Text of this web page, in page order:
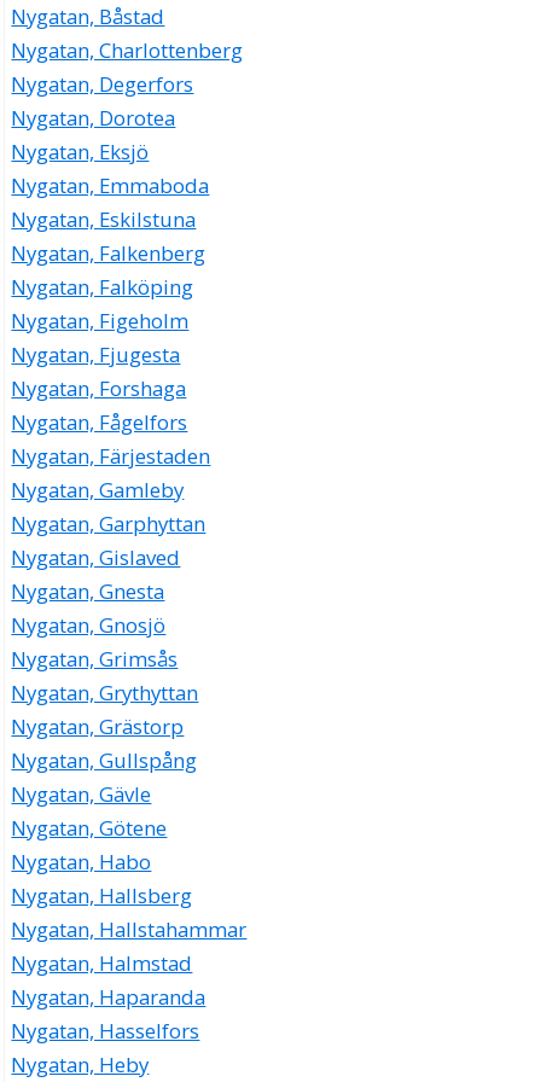
Nygatan, Båstad
Nygatan, Charlottenberg
Nygatan, Degerfors
Nygatan, Dorotea
Nygatan, Eksjö
Nygatan, Emmaboda
Nygatan, Eskilstuna
Nygatan, Falkenberg
Nygatan, Falköping
Nygatan, Figeholm
Nygatan, Fjugesta
Nygatan, Forshaga
Nygatan, Fågelfors
Nygatan, Färjestaden
Nygatan, Gamleby
Nygatan, Garphyttan
Nygatan, Gislaved
Nygatan, Gnesta
Nygatan, Gnosjö
Nygatan, Grimsås
Nygatan, Grythyttan
Nygatan, Grästorp
Nygatan, Gullspång
Nygatan, Gävle
Nygatan, Götene
Nygatan, Habo
Nygatan, Hallsberg
Nygatan, Hallstahammar
Nygatan, Halmstad
Nygatan, Haparanda
Nygatan, Hasselfors
Nygatan, Heby